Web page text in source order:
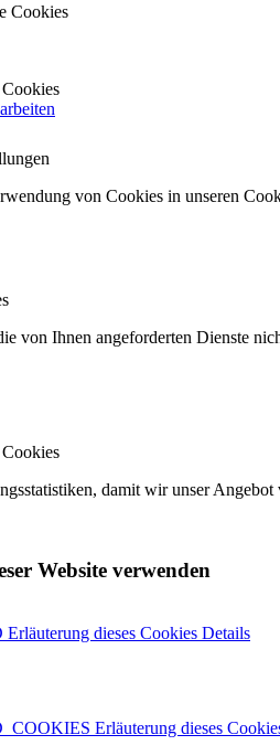
Cookies
Cookies
von Cookies in unseren
von Ihnen angeforderten Dienste
Cookies
damit wir unser Angebot
Website verwenden
Erläuterung dieses Cookies Details
Erläuterung dieses